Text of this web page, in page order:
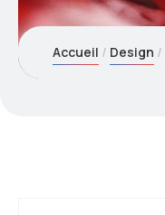
Accueil Design